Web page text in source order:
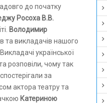
до початку
Росоха В.В.
Володимир
та викладачів нашого
української
розповіли, чому так
за
актора театру та
Катериною